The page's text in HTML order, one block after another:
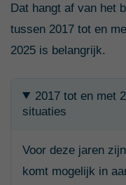
Dat hangt af van het
tussen 2017 tot en
2025 is belangrijk.
2017 tot en met
situaties
Voor deze jaren
komt mogelijk in